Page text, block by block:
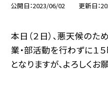
公開日 2023/06/02 更新日
本日（２日）、悪天候のた
業・部活動を行わずに１
となりますが、よろしくお